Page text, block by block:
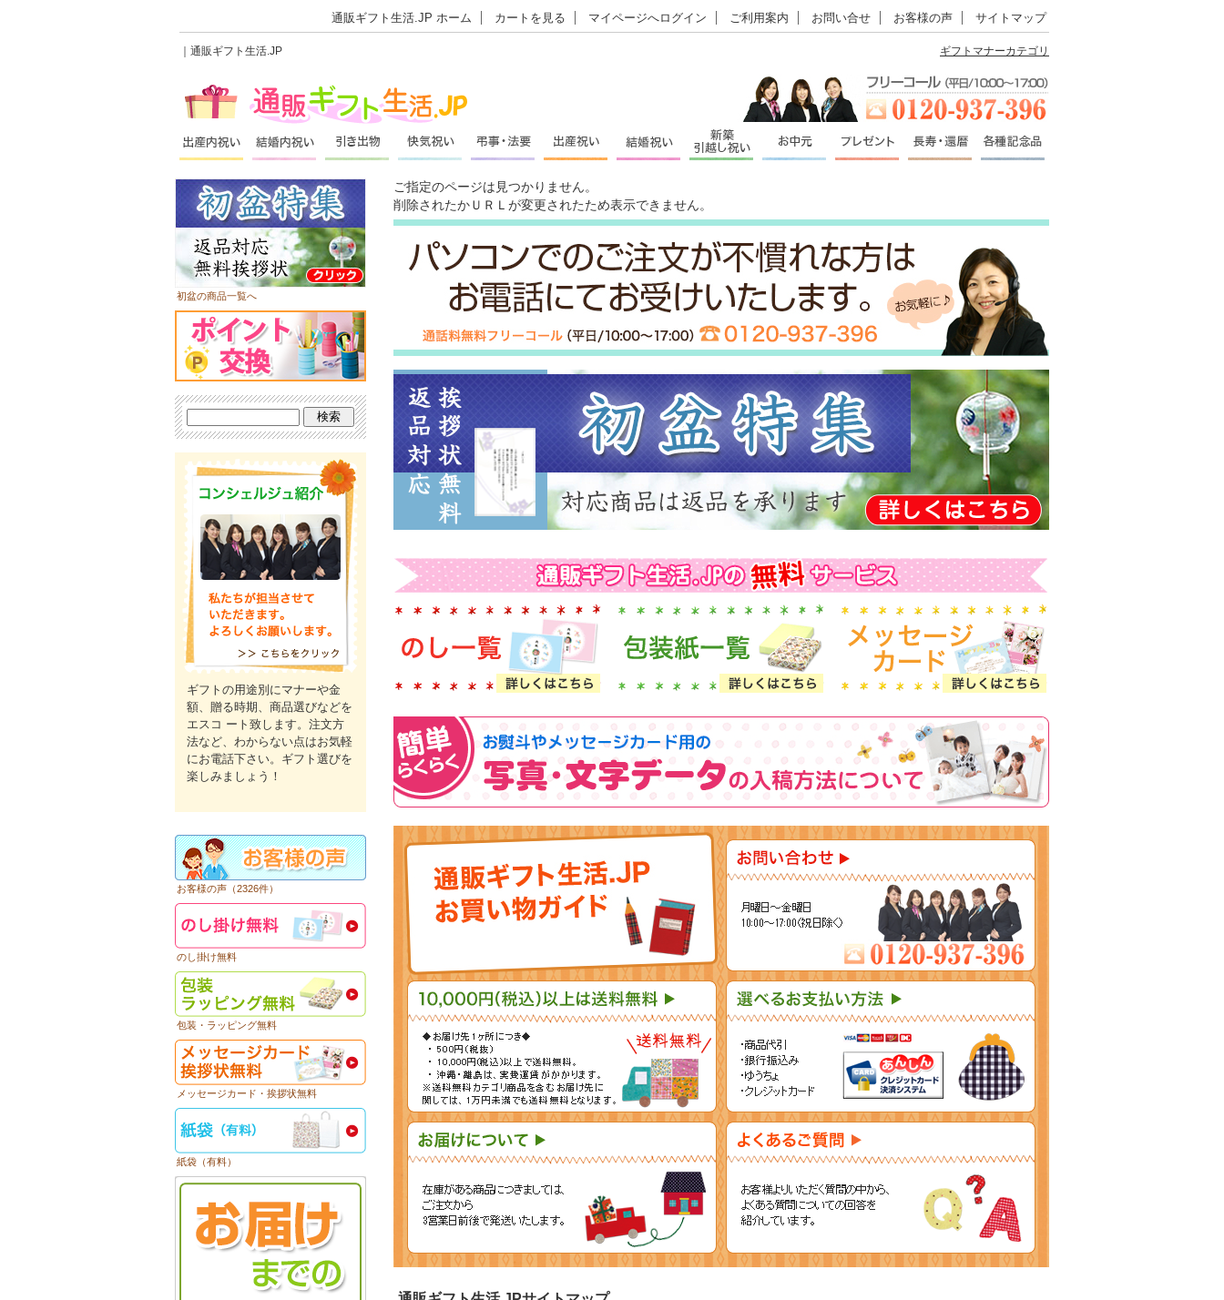
通販ギフト生活.JP ホーム カートを見る マイページへログイン ご利用案内 お問い合せ お客様の声 サイトマップ
｜通販ギフト生活.JP ギフトマナーカテゴリ
ご指定のページは見つかりません。
削除されたかＵＲＬが変更されたため表示できません。
初盆の商品一覧へ
ギフトの用途別にマナーや金
額、贈る時期、商品選びなどを
エスコ ート致します。注文方
法など、わからない点はお気軽
にお電話下さい。ギフト選びを
楽しみましょう！
お客様の声（2326件）
のし掛け無料
包装・ラッピング無料
メッセージカード・挨拶状無料
紙袋（有料）